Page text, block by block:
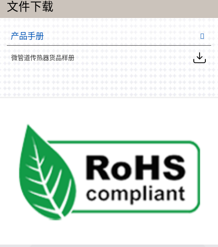
文件下载
产品手册
微管道传热器货品样册